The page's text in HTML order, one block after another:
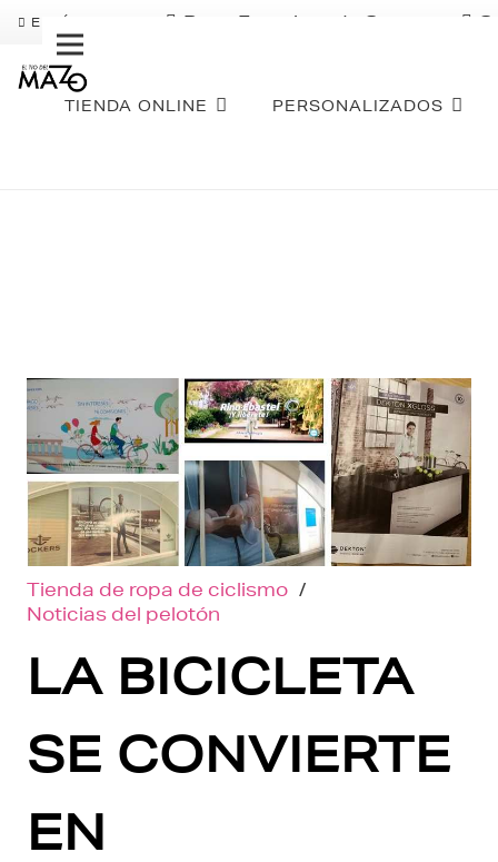
ENVÍO GRATIS Pago Fraccionado Sequra
TIENDA ONLINE PERSONALIZADOS
Tienda de ropa de ciclismo /
Noticias del pelotón
LA BICICLETA
SE CONVIERTE
EN